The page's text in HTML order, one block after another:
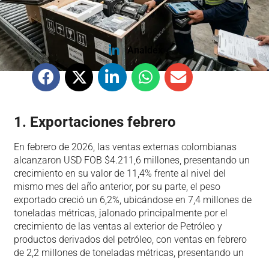
Analdex
1. Exportaciones febrero
En febrero de 2026, las ventas externas colombianas
alcanzaron USD FOB $4.211,6 millones, presentando un
crecimiento en su valor de 11,4% frente al nivel del
mismo mes del año anterior, por su parte, el peso
exportado creció un 6,2%, ubicándose en 7,4 millones de
toneladas métricas, jalonado principalmente por el
crecimiento de las ventas al exterior de Petróleo y
productos derivados del petróleo, con ventas en febrero
de 2,2 millones de toneladas métricas, presentando un